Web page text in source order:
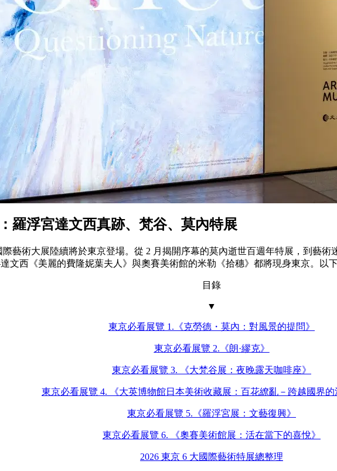
羅浮宮達文西真跡、梵谷、莫內特展
藝術大展陸續將於東京登場。從 2 月揭開序幕的莫內逝世百週年特展，到藝
文西《美麗的費隆妮葉夫人》與奧賽美術館的米勒《拾穗》都將現身東京。以
目錄
▼
東京必看展覽 1.《克勞德・莫內：對風景的提問》
東京必看展覽 2.《朗·繆克》
東京必看展覽 3. 《大梵谷展：夜晚露天咖啡座》
東京必看展覽 4. 《大英博物館日本美術收藏展：百花繚亂－跨越國界的
東京必看展覽 5.《羅浮宮展：文藝復興》
東京必看展覽 6. 《奧賽美術館展：活在當下的喜悅》
2026 東京 6 大國際藝術特展總整理